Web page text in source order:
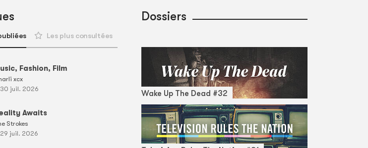
Les plus consultées
Fashion, Film
xcx
30 juil. 2026
Awaits
Strokes
29 juil. 2026
Dossiers
Wake Up The Dead #32